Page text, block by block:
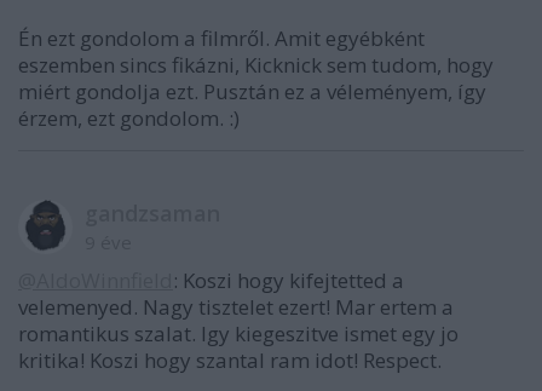
Én ezt gondolom a filmről. Amit egyébként
eszemben sincs fikázni, Kicknick sem tudom, hogy
miért gondolja ezt. Pusztán ez a véleményem, így
érzem, ezt gondolom. :)
: Koszi hogy kifejtetted a
velemenyed. Nagy tisztelet ezert! Mar ertem a
romantikus szalat. Igy kiegeszitve ismet egy jo
kritika! Koszi hogy szantal ram idot! Respect.